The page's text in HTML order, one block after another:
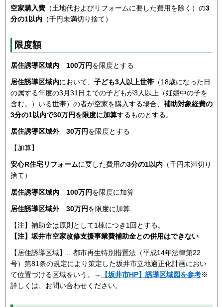
空家購入費 （土地代およびリフォームに要した費用を除く）の3
分の1以内 （千円未満切り捨て）
限度額
居住誘導区域内 100万円を限度とする
居住誘導区域内において、 子ども3人以上世帯 （18歳になった日
の属する年度の3月31日までの子どもが3人以上（妊娠中の子を
含む。）いる世帯）の者が空家を購入する場合、 補助対象経費の
3分の1以内で30万円を限度に加算するものとする。
居住誘導区域外 30万円を限度とする
【加算】
安心R住宅リフォームに要した費用の3分の1以内 （千円未満切り
捨て）
居住誘導区域内 100万円を限度に加算
居住誘導区域外 30万円を限度に加算
【注】補助金は原則として1棟につき1回とする。
【注】坂井市空家改修支援事業費補助金との併用はできない
【居住誘導区域】…都市再生特別措置法（平成14年法律第22
号）第81条の規定により策定した坂井市立地適正化計画におい
て位置づける区域をいう。→
【坂井市HP】誘導区域図を参考※
詳しくは、お問い合わせください。